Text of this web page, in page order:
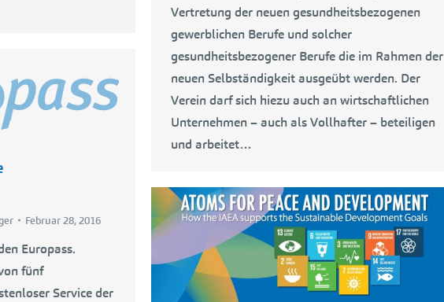
Vertretung der neuen gesundheitsbezogenen
gewerblichen Berufe und solcher
gesundheitsbezogener Berufe die im Rahmen der
neuen Selbständigkeit ausgeübt werden. Der
Verein darf sich hiezu auch an wirtschaftlichen
Unternehmen – auch als Vollhafter – beteiligen
und arbeitet…
Februar 28, 2016
Europass.
fünf
Service der